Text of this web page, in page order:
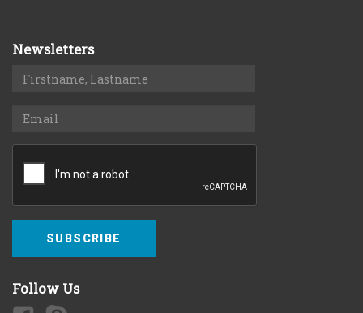
Newsletters
SUBSCRIBE
Follow Us